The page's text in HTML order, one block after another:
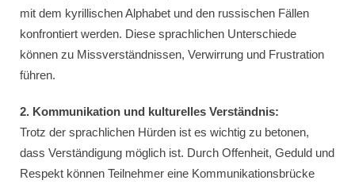
mit dem kyrillischen Alphabet und den russischen Fällen
konfrontiert werden. Diese sprachlichen Unterschiede
können zu Missverständnissen, Verwirrung und Frustration
führen.
2. Kommunikation und kulturelles Verständnis:
Trotz der sprachlichen Hürden ist es wichtig zu betonen,
dass Verständigung möglich ist. Durch Offenheit, Geduld und
Respekt können Teilnehmer eine Kommunikationsbrücke